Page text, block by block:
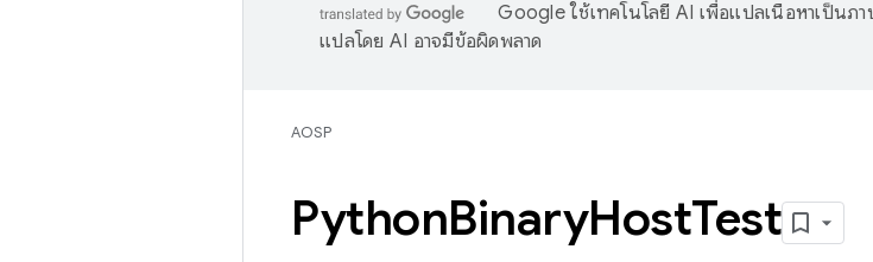
Google ใช้เทคโนโลยี AI เพื่อแปลเนื้อหาเป็นภ
แปลโดย AI อาจมีข้อผิดพลาด
AOSP
PythonBinaryHostTest